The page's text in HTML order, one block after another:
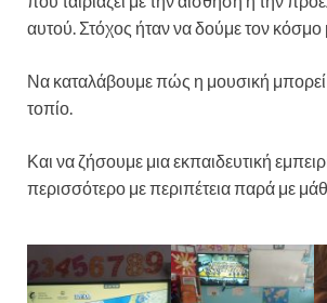
αυτού. Στόχος ήταν να δούμε τον κόσμο
Να καταλάβουμε πώς η μουσική μπορεί
τοπίο.
Και να ζήσουμε μια εκπαιδευτική
περισσότερο με περιπέτεια παρά με